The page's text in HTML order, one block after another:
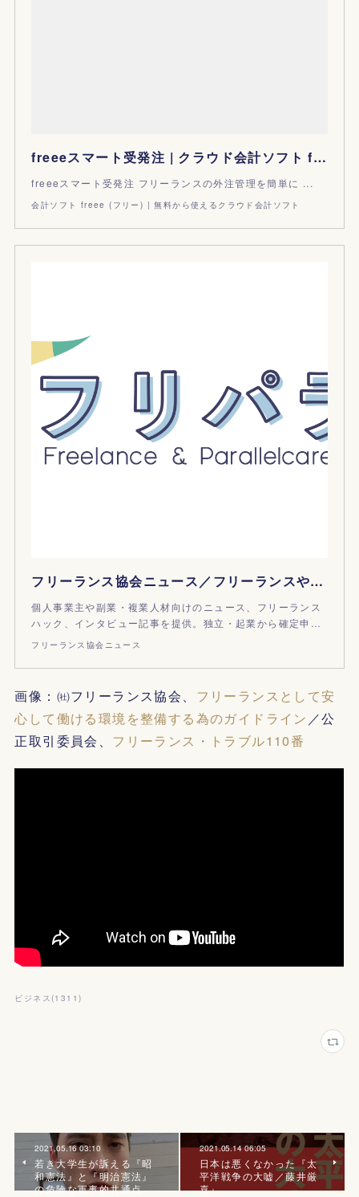
freeeスマート受発注 | クラウド会計ソフト freee
freeeスマート受発注 フリーランスの外注管理を簡単に ...
会計ソフト freee (フリー) | 無料から使えるクラウド会計ソフト
フリーランス協会ニュース／フリーランスや個人事業主、パラレルワーカーにまつわるニュースやフリーランス協会のお知らせをお届けします
個人事業主や副業・複業人材向けのニュース、フリーランス
ハック、インタビュー記事を提供。独立・起業から確定申…
フリーランス協会ニュース
画像：㈳フリーランス協会、 フリーランスとして安
心して働ける環境を整備する為のガイドライン ／公
正取引委員会、 フリーランス・トラブル110番
ビジネス (1311 )
2021.05.16 03:10
若き大学生が訴える『昭
和憲法』と『明治憲法』
の危険な軍事的共通点
2021.05.14 06:05
日本は悪くなかった『太
平洋戦争の大嘘／藤井厳
喜』